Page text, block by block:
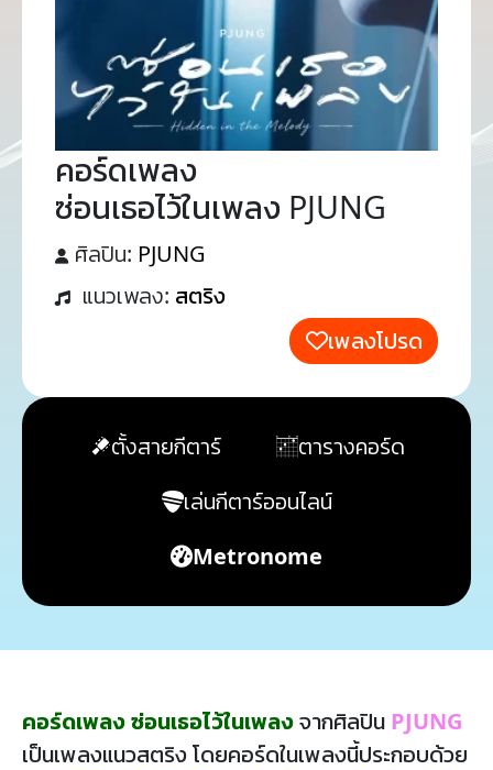
คอร์ดเพลง
ซ่อนเธอไว้ในเพลง PJUNG
ศิลปิน: PJUNG
แนวเพลง: สตริง
เพลงโปรด
ตั้งสายกีตาร์
ตารางคอร์ด
เล่นกีตาร์ออนไลน์
Metronome
คอร์ดเพลง ซ่อนเธอไว้ในเพลงจากศิลปิน PJUNG
เป็นเพลงแนวสตริง โดยคอร์ดในเพลงนี้ประกอบด้วย